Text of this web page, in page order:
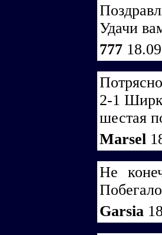
Удачи
777
2-1
шестая
Marsel
Не
Garsia